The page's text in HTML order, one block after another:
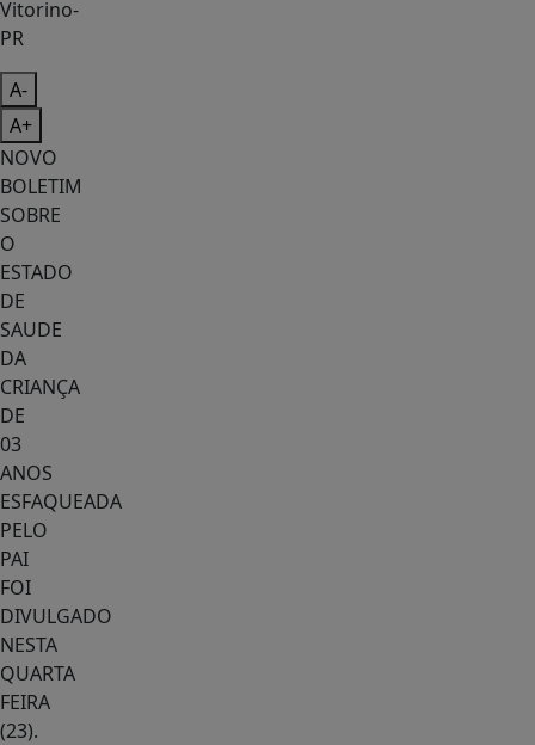
A-
A+
NOVO
BOLETIM
SOBRE
O
ESTADO
DE
SAUDE
DA
CRIANÇA
DE
03
ANOS
ESFAQUEADA
PELO
PAI
FOI
DIVULGADO
NESTA
QUARTA
FEIRA
(23).